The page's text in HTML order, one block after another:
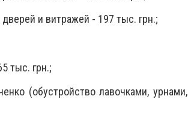
и витражей - 197 тыс. грн.;
тыс. грн.;
(обустройство лавочками, урнами,